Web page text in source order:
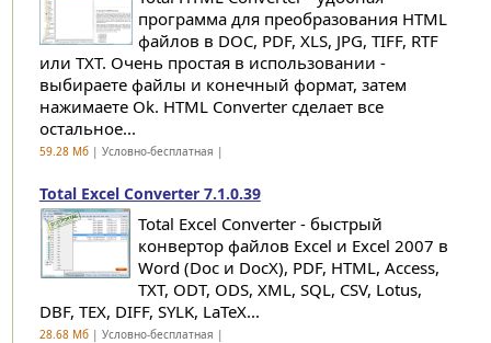
программа для преобразования HTML
файлов в DOC, PDF, XLS, JPG, TIFF, RTF
или TXT. Очень простая в использовании -
выбираете файлы и конечный формат, затем
нажимаете Ok. HTML Converter сделает все
остальное...
59.28 Мб| Условно-бесплатная |
Total Excel Converter 7.1.0.39
Total Excel Converter - быстрый
конвертор файлов Excel и Excel 2007 в
Word (Doc и DocX), PDF, HTML, Access,
TXT, ODT, ODS, XML, SQL, CSV, Lotus,
DBF, TEX, DIFF, SYLK, LaTeX...
28.68 Мб| Условно-бесплатная |